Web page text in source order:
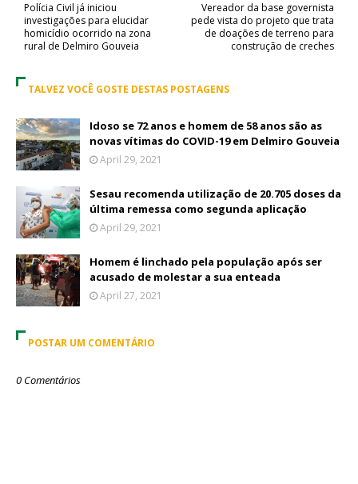
Vereador da base governista
pede vista do projeto que trata
de doações de terreno para
construção de creches
Polícia Civil já iniciou
investigações para elucidar
homicídio ocorrido na zona
rural de Delmiro Gouveia
TALVEZ VOCÊ GOSTE DESTAS POSTAGENS
Idoso se 72 anos e homem de 58 anos são as
novas vítimas do COVID-19 em Delmiro Gouveia
April 29, 2021
Sesau recomenda utilização de 20.705 doses da
última remessa como segunda aplicação
April 29, 2021
Homem é linchado pela população após ser
acusado de molestar a sua enteada
April 27, 2021
POSTAR UM COMENTÁRIO
0 Comentários